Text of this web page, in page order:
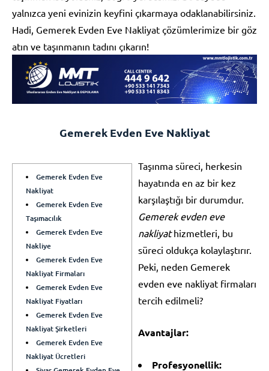
yalnızca yeni evinizin keyfini çıkarmaya odaklanabilirsiniz.
Hadi, Gemerek Evden Eve Nakliyat çözümlerimize bir göz
atın ve taşınmanın tadını çıkarın!
Gemerek Evden Eve Nakliyat
Gemerek Evden Eve
Nakliyat
Gemerek Evden Eve
Taşımacılık
Gemerek Evden Eve
Nakliye
Gemerek Evden Eve
Nakliyat Firmaları
Gemerek Evden Eve
Nakliyat Fiyatları
Gemerek Evden Eve
Nakliyat Şirketleri
Gemerek Evden Eve
Nakliyat Ücretleri
Taşınma süreci, herkesin
hayatında en az bir kez
karşılaştığı bir durumdur.
Gemerek evden eve
nakliyathizmetleri, bu
süreci oldukça kolaylaştırır.
Peki, neden Gemerek
evden eve nakliyat firmaları
tercih edilmeli?
Avantajlar:
Profesyonellik: